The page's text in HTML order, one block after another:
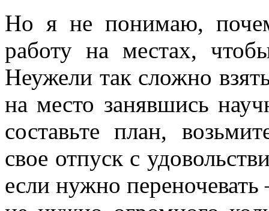
Но я не понимаю,
работу на местах,
Неужели так сложно
на место занявшись
составьте план,
свое отпуск с
если нужно переночевать